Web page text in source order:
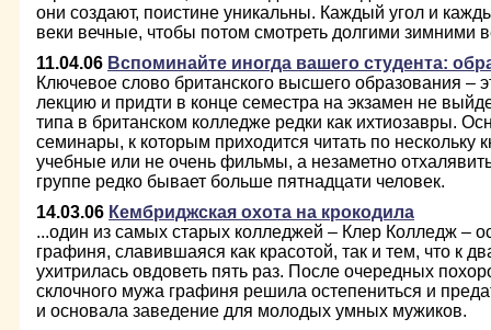
они создают, поистине уникальны. Каждый угол и
веки вечные, чтобы потом смотреть долгими зимними
11.04.06 Вспоминайте иногда вашего студента:
Ключевое слово британского высшего образования –
лекцию и придти в конце семестра на экзамен не
типа в британском колледже редки как ихтиозавры.
семинары, к которым приходится читать по нескольку
учебные или не очень фильмы, а незаметно
группе редко бывает больше пятнадцати человек.
14.03.06 Кембриджская охота на крокодила
...один из самых старых колледжей – Клер Колледж –
графиня, славившаяся как красотой, так и тем, что к
ухитрилась овдоветь пять раз. После очередных
склочного мужа графиня решила остепениться и
и основала заведение для молодых умных мужиков.